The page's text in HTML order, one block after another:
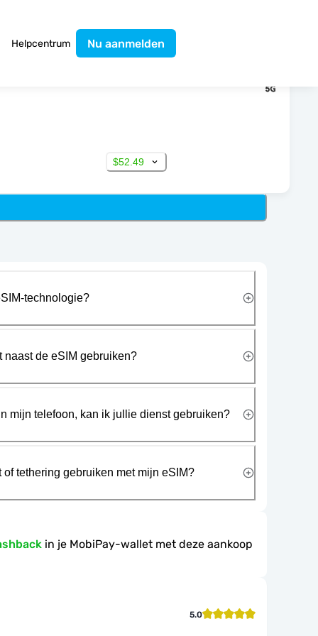
Helpcentrum Nu aanmelden
$52.49
technologie?
naast de eSIM gebruiken?
mijn telefoon, kan ik jullie dienst gebruiken?
tethering gebruiken met mijn eSIM?
in je MobiPay-wallet met deze aankoop
5.0